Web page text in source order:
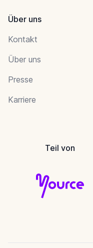
Über uns
Kontakt
Über uns
Presse
Karriere
Teil von